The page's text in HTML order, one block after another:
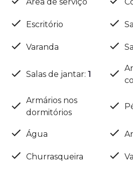
Escritório
Varanda
Salas de jantar: 1
Armários nos
dormitórios
Água
Churrasqueira